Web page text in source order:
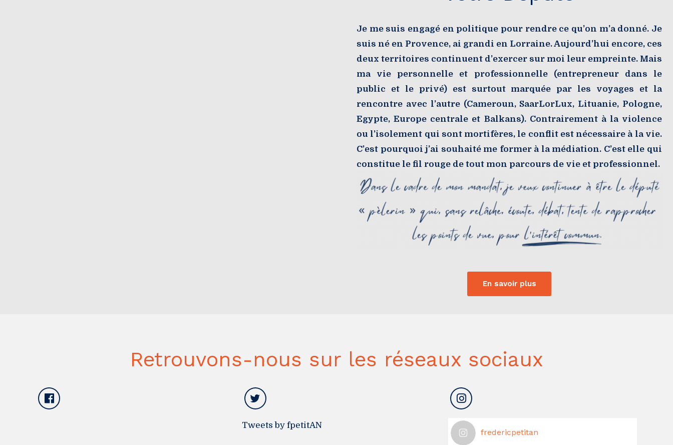
Je me suis engagé en politique pour rendre ce qu’on m’a donné. Je
suis né en Provence, ai grandi en Lorraine. Aujourd’hui encore, ces
deux territoires continuent d’exercer sur moi leur empreinte. Mais
ma vie personnelle et professionnelle (entrepreneur dans le
public et le privé) est surtout marquée par les voyages et la
rencontre avec l’autre (Cameroun, SaarLorLux, Lituanie, Pologne,
Egypte, Europe centrale et Balkans). Contrairement à la violence
ou l’isolement qui sont mortifères, le conflit est nécessaire à la vie.
C’est pourquoi j’ai souhaité me former à la médiation. C’est elle qui
constitue le fil rouge de tout mon parcours de vie et professionnel.
En savoir plus
Retrouvons-nous sur les réseaux sociaux
Tweets by fpetitAN
fredericpetitan